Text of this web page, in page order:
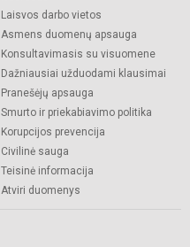
Laisvos darbo vietos
Asmens duomenų apsauga
Konsultavimasis su visuomene
Dažniausiai užduodami klausimai
Pranešėjų apsauga
Smurto ir priekabiavimo politika
Korupcijos prevencija
Civilinė sauga
Teisinė informacija
Atviri duomenys